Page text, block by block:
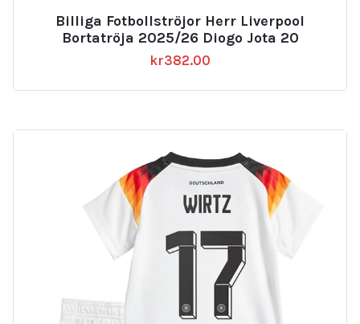
Billiga Fotbollströjor Herr Liverpool
Bortatröja 2025/26 Diogo Jota 20
kr382.00